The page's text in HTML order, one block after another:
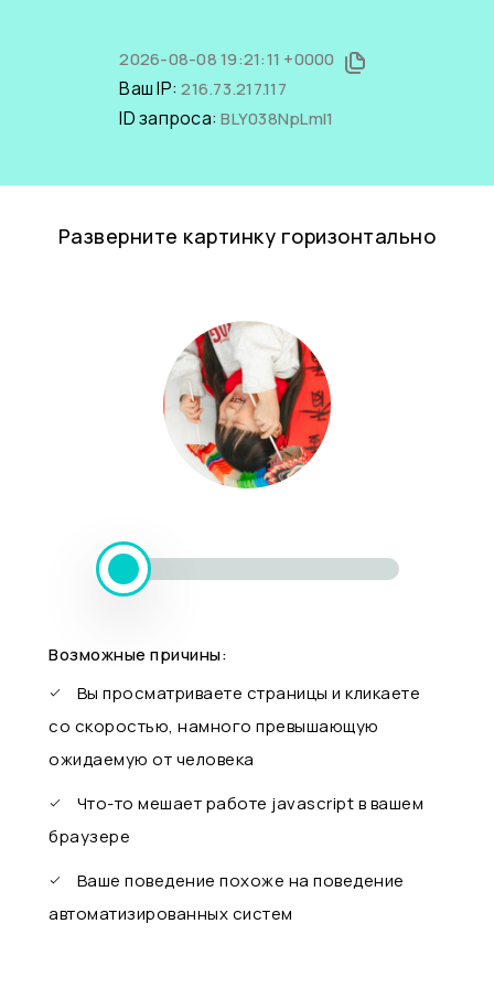
2026-08-08 19:21:11 +0000
Ваш IP:216.73.217.117
ID запроса:BLY038NpLmI1
Разверните картинку горизонтально
Возможные причины:
Вы просматриваете страницы и кликаете
со скоростью, намного превышающую
ожидаемую от человека
Что-то мешает работе javascript в вашем
браузере
Ваше поведение похоже на поведение
автоматизированных систем